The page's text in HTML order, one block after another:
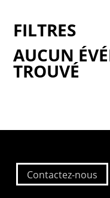
AUCUN
TROUVÉ
FILTRES
Contactez-nous